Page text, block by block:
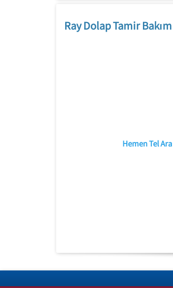
Ray Dolap Tamir
Hemen Tel Ara